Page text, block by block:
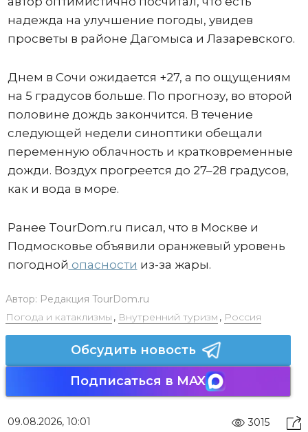
надежда на улучшение погоды, увидев
просветы в районе Дагомыса и Лазаревского.
Днем в Сочи ожидается +27, а по ощущениям
на 5 градусов больше. По прогнозу, во второй
половине дождь закончится. В течение
следующей недели синоптики обещали
переменную облачность и кратковременные
дожди. Воздух прогреется до 27–28 градусов,
как и вода в море.
Ранее TourDom.ru писал, что в Москве и
Подмосковье объявили оранжевый уровень
погодной опасности из-за жары.
Автор: Редакция TourDom.ru
Погода и катаклизмы , Внутренний туризм , Россия
Обсудить новость
Подписаться в MAX
09.08.2026, 10:01 3015